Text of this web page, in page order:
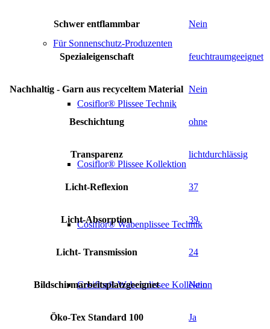
Für Sonnenschutz-Produzenten
Cosiflor® Plissee Technik
Cosiflor® Plissee Kollektion
Cosiflor® Wabenplissee Technik
Cosiflor® Wabenplissee Kollektion
Schwer entflammbar Nein
Spezialeigenschaft feuchtraumgeeignet
Nachhaltig - Garn aus recyceltem Material Nein
Beschichtung ohne
Transparenz lichtdurchlässig
Licht-Reflexion 37
Licht-Absorption 39
Licht- Transmission 24
Bildschirmarbeitsplatzgeeignet Nein
Öko-Tex Standard 100 Ja